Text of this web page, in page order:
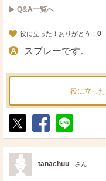
Q&A一覧へ
役に立った！ありがとう： 0
スプレーです。
役に立った
ポ
ス
ト
シ
ェ
送
る
tanachuu さん